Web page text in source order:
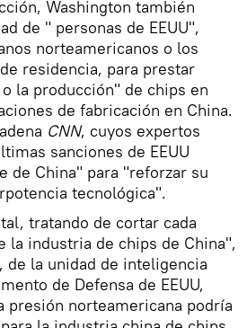
Washington también
de " personas de EEUU",
norteamericanos o los
residencia, para prestar
la producción" de chips en
de fabricación en China.
CNN, cuyos expertos
sanciones de EEUU
de China" para "reforzar su
tecnológica".
tratando de cortar cada
la industria de chips de China",
de la unidad de inteligencia
de Defensa de EEUU,
presión norteamericana podría